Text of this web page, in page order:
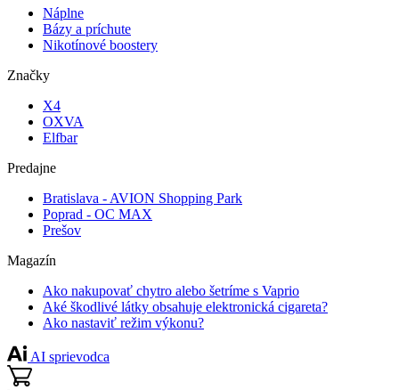
Náplne
Bázy a príchute
Nikotínové boostery
Značky
X4
OXVA
Elfbar
Predajne
Bratislava - AVION Shopping Park
Poprad - OC MAX
Prešov
Magazín
Ako nakupovať chytro alebo šetríme s Vaprio
Aké škodlivé látky obsahuje elektronická cigareta?
Ako nastaviť režim výkonu?
AI sprievodca